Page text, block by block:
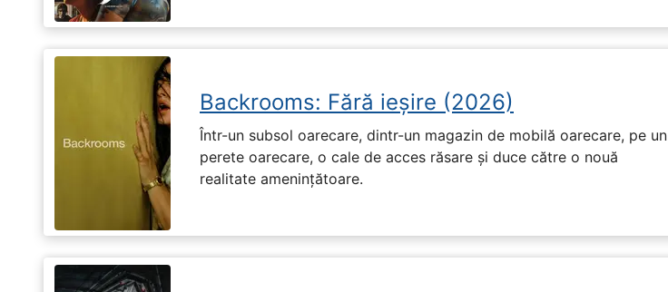
Backrooms: Fără ieșire (2026)
Într-un subsol oarecare, dintr-un magazin de mobilă oarecare, pe un
perete oarecare, o cale de acces răsare și duce către o nouă
realitate amenințătoare.